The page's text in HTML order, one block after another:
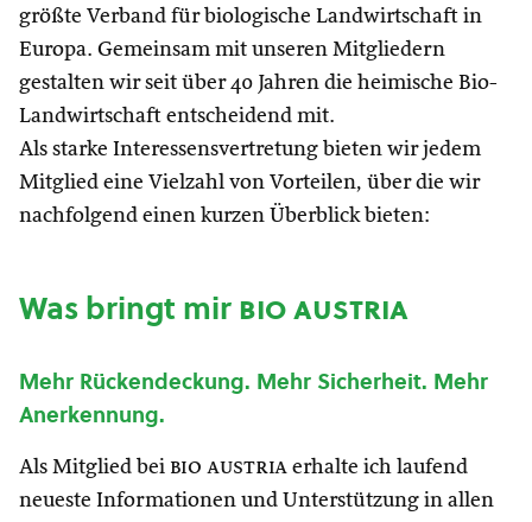
größte Verband für biologische Landwirtschaft in
Europa. Gemeinsam mit unseren Mitgliedern
gestalten wir seit über 40 Jahren die heimische Bio-
Landwirtschaft entscheidend mit.
Als starke Interessensvertretung bieten wir jedem
Mitglied eine Vielzahl von Vorteilen, über die wir
nachfolgend einen kurzen Überblick bieten:
Was bringt mirbio austria
Mehr Rückendeckung. Mehr Sicherheit. Mehr
Anerkennung.
Als Mitglied bei bio austria erhalte ich laufend
neueste Informationen und Unterstützung in allen